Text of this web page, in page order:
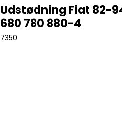
Udstødning Fiat 82-
680 780 880-4
7350